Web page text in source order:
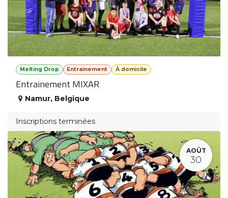
Melting Drop Entrainement À domicile
Entrainement MIXAR
Namur, Belgique
Inscriptions terminées
AOÛT
30